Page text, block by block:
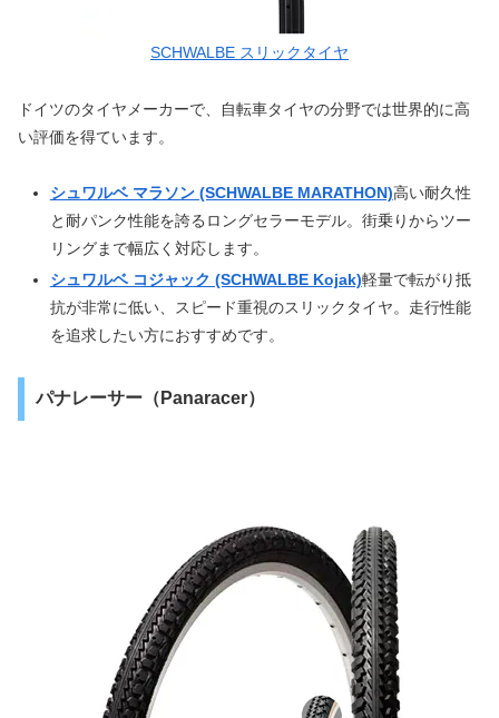
SCHWALBE スリックタイヤ
ドイツのタイヤメーカーで、自転車タイヤの分野では世界的に高
い評価を得ています。
シュワルベ マラソン (SCHWALBE MARATHON)高い耐久性
と耐パンク性能を誇るロングセラーモデル。街乗りからツー
リングまで幅広く対応します。
シュワルベ コジャック (SCHWALBE Kojak)軽量で転がり抵
抗が非常に低い、スピード重視のスリックタイヤ。走行性能
を追求したい方におすすめです。
パナレーサー（Panaracer）